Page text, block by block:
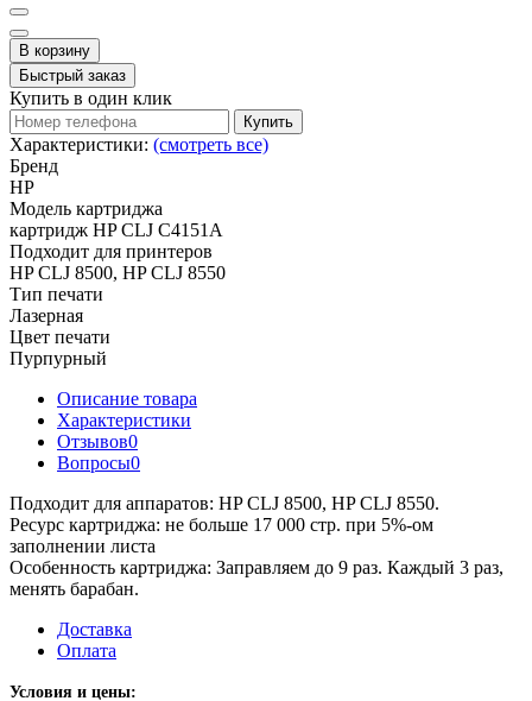
В корзину
Быстрый заказ
Купить в один клик
Купить
Характеристики: (смотреть все)
Бренд
HP
Модель картриджа
картридж HP CLJ С4151A
Подходит для принтеров
HP CLJ 8500, HP CLJ 8550
Тип печати
Лазерная
Цвет печати
Пурпурный
Описание товара
Характеристики
Отзывов0
Вопросы0
Подходит для аппаратов: HP CLJ 8500, HP CLJ 8550.
Ресурс картриджа: не больше 17 000 стр. при 5%-ом
заполнении листа
Особенность картриджа: Заправляем до 9 раз. Каждый 3 раз,
менять барабан.
Доставка
Оплата
Условия и цены: